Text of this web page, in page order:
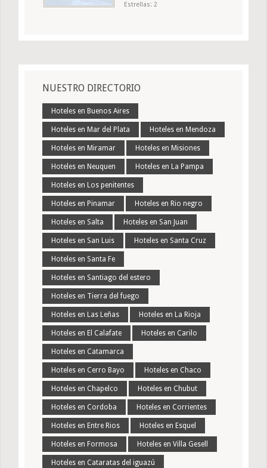
Estrellas: 2
NUESTRO DIRECTORIO
Hoteles en Buenos Aires
Hoteles en Mar del Plata Hoteles en Mendoza
Hoteles en Miramar Hoteles en Misiones
Hoteles en Neuquen Hoteles en La Pampa
Hoteles en Los penitentes
Hoteles en Pinamar Hoteles en Rio negro
Hoteles en Salta Hoteles en San Juan
Hoteles en San Luis Hoteles en Santa Cruz
Hoteles en Santa Fe
Hoteles en Santiago del estero
Hoteles en Tierra del fuego
Hoteles en Las Leñas Hoteles en La Rioja
Hoteles en El Calafate Hoteles en Carilo
Hoteles en Catamarca
Hoteles en Cerro Bayo Hoteles en Chaco
Hoteles en Chapelco Hoteles en Chubut
Hoteles en Cordoba Hoteles en Corrientes
Hoteles en Entre Rios Hoteles en Esquel
Hoteles en Formosa Hoteles en Villa Gesell
Hoteles en Cataratas del iguazú